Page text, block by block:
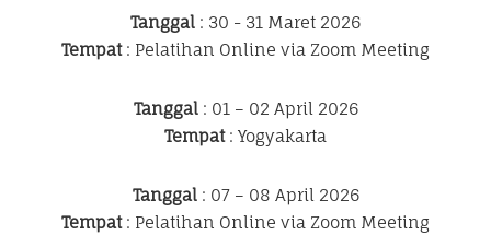
Tanggal : 30 - 31 Maret 2026
Tempat: Pelatihan Online via Zoom Meeting
Tanggal: 01 – 02 April 2026
Tempat: Yogyakarta
Tanggal: 07 – 08 April 2026
Tempat: Pelatihan Online via Zoom Meeting